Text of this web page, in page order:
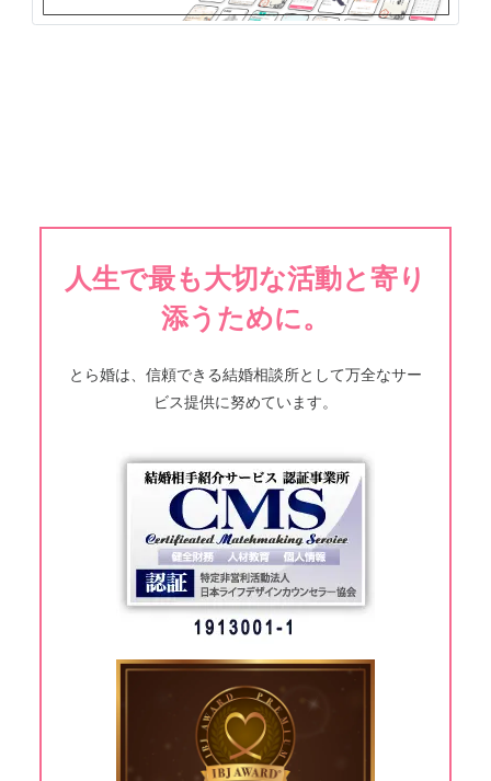
人生で最も大切な活動と寄り
添うために。
とら婚は、信頼できる結婚相談所として万全なサー
ビス提供に努めています。